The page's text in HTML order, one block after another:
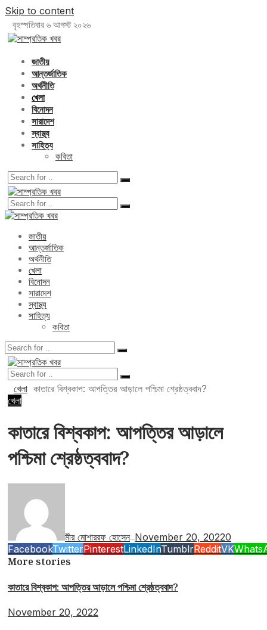
Skip to content
বৃহস্পতিবার ৬ আগস্ট ২০২৬
জাতীয়
আন্তর্জাতিক
অর্থনীতি
খেলা
বিনোদন
সারাদেশ
স্বাস্থ্য
সাহিত্য
কবিতা
জাতীয়
আন্তর্জাতিক
অর্থনীতি
খেলা
বিনোদন
সারাদেশ
স্বাস্থ্য
সাহিত্য
কবিতা
খেলা কাতারে বিশ্বকাপ: আপত্তির আড়ালে পশ্চিমা শ্রেষ্ঠত্ববাদ?
খেলা
কাতারে বিশ্বকাপ: আপত্তির আড়ালে
পশ্চিমা শ্রেষ্ঠত্ববাদ?
মীর মোশাররফ হোসেন—November 20, 20220
FacebookTwitterPinterestLinkedInTumblrRedditVK
More stories
কাতারে বিশ্বকাপ: আপত্তির আড়ালে পশ্চিমা শ্রেষ্ঠত্ববাদ?
November 20, 2022